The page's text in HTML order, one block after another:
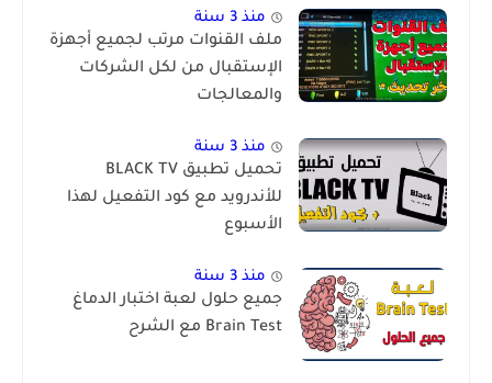
منذ 3 سنة
ملف القنوات مرتب لجميع أجهزة
الإستقبال من لكل الشركات
والمعالجات
منذ 3 سنة
تحميل تطبيق BLACK TV
للأندرويد مع كود التفعيل لهذا
الأسبوع
منذ 3 سنة
جميع حلول لعبة اختبار الدماغ
Brain Test مع الشرح